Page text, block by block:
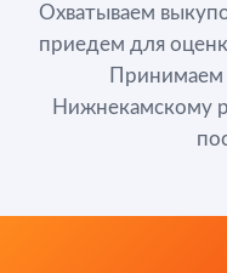
Охватываем
приедем для
Принимаем
Нижнекамскому